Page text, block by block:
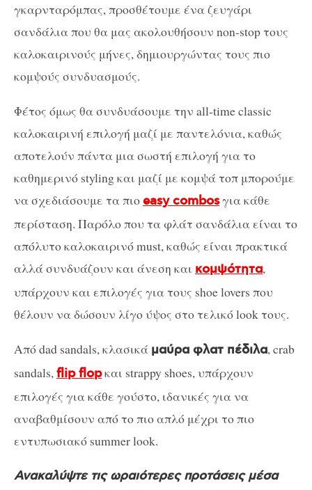
γκαρνταρόμπας, προσθέτουμε ένα ζευγάρι
σανδάλια που θα μας ακολουθήσουν non-stop τους
καλοκαιρινούς μήνες, δημιουργώντας τους πιο
κομψούς συνδυασμούς.
Φέτος όμως θα συνδυάσουμε την all-time classic
καλοκαιρινή επιλογή μαζί με παντελόνια, καθώς
αποτελούν πάντα μια σωστή επιλογή για το
καθημερινό styling και μαζί με κομψά τοπ μπορούμε
να σχεδιάσουμε τα πιοeasy combosγια κάθε
περίσταση. Παρόλο που τα φλάτ σανδάλια είναι το
απόλυτο καλοκαιρινό must, καθώς είναι πρακτικά
αλλά συνδυάζουν και άνεση και κομψότητα,
υπάρχουν και επιλογές για τους shoe lovers που
θέλουν να δώσουν λίγο ύψος στο τελικό look τους.
Aπό dad sandals, κλασικά μαύρα φλατ πέδιλα, crab
sandals, flip flopκαι strappy shoes, υπάρχουν
επιλογές για κάθε γούστο, ιδανικές για να
αναβαθμίσουν από το πιο απλό μέχρι το πιο
εντυπωσιακό summer look.
Ανακαλύψτε τις ωραιότερες προτάσεις μέσα